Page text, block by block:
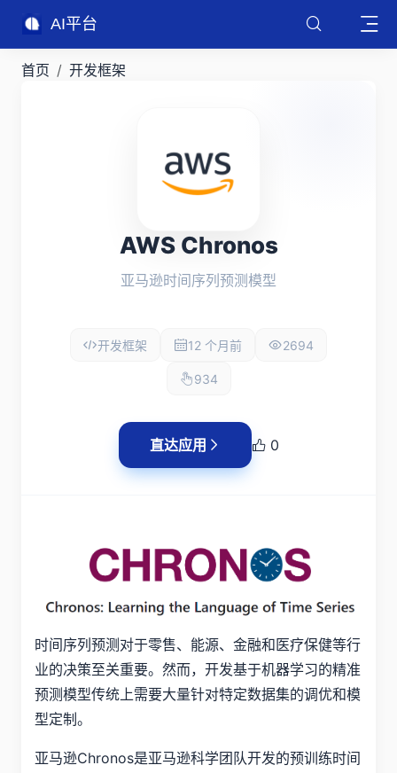
AI平台
首页 开发框架
AWS Chronos
亚马逊时间序列预测模型
开发框架 12 个月前 2694
934
直达应用 0
时间序列预测对于零售、能源、金融和医疗保健等行
业的决策至关重要。然而，开发基于机器学习的精准
预测模型传统上需要大量针对特定数据集的调优和模
型定制。
亚马逊Chronos是亚马逊科学团队开发的预训练时间